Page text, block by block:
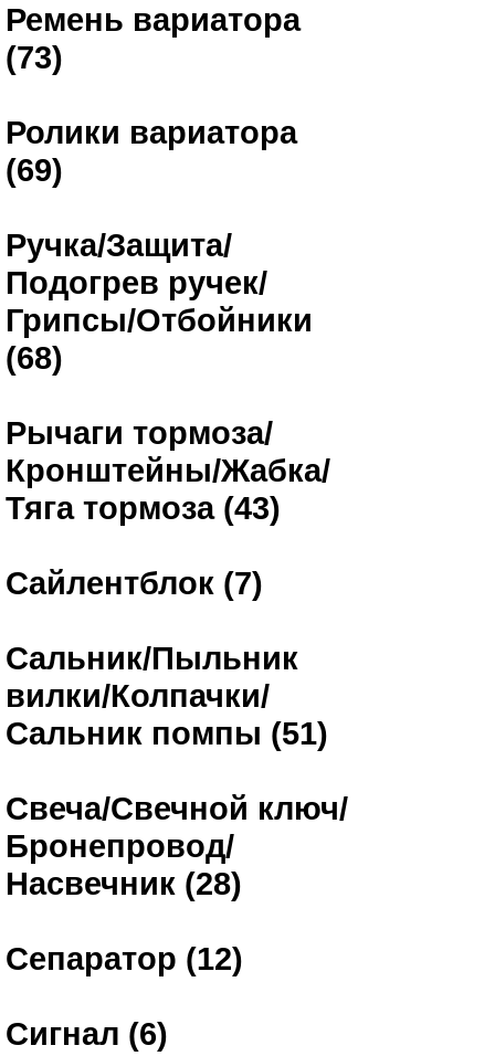
Ремень вариатора
(73)
Ролики вариатора
(69)
Ручка/Защита/
Подогрев ручек/
Грипсы/Отбойники
(68)
Рычаги тормоза/
Кронштейны/Жабка/
Тяга тормоза (43)
Сайлентблок (7)
Сальник/Пыльник
вилки/Колпачки/
Сальник помпы (51)
Свеча/Свечной ключ/
Бронепровод/
Насвечник (28)
Сепаратор (12)
Сигнал (6)